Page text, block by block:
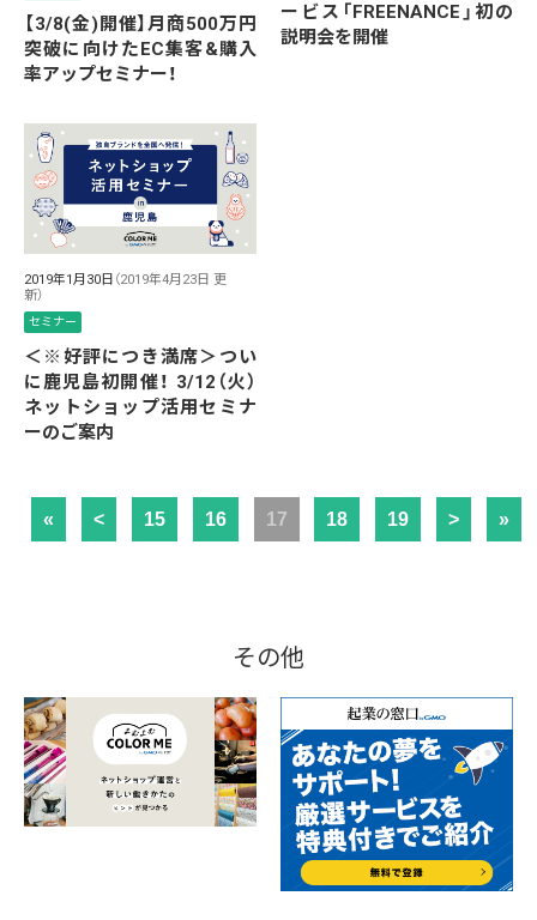
【3/8(金)開催】月商500万円
突破に向けたEC集客&購入
率アップセミナー！
ービス「FREENANCE」初の
説明会を開催
2019年1月30日 （2019年4月23日 更
新）
セミナー
＜※好評につき満席＞つい
に鹿児島初開催！ 3/12（火）
ネットショップ活用セミナ
ーのご案内
« < 15 16 17 18 19 > »
その他